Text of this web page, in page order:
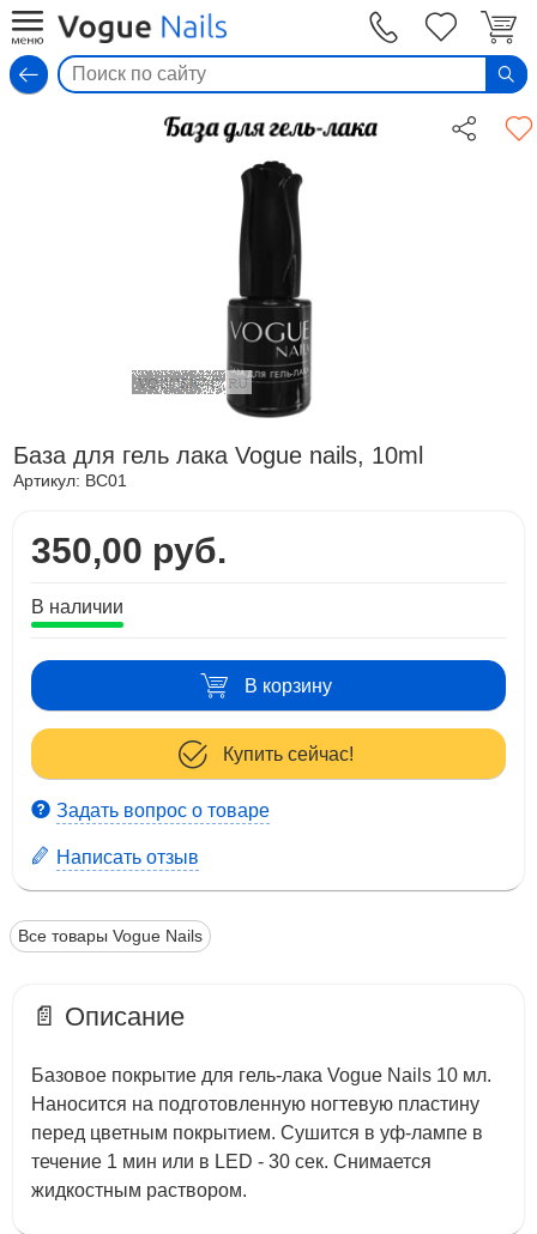
База для гель лака Vogue nails, 10ml
Артикул: BC01
350,00 руб.
В наличии
В корзину
Купить сейчас!
Задать вопрос о товаре
Написать отзыв
Все товары Vogue Nails
📄 Описание
Базовое покрытие для гель-лака Vogue Nails 10 мл.
Наносится на подготовленную ногтевую пластину
перед цветным покрытием. Сушится в уф-лампе в
течение 1 мин или в LED - 30 сек. Снимается
жидкостным раствором.